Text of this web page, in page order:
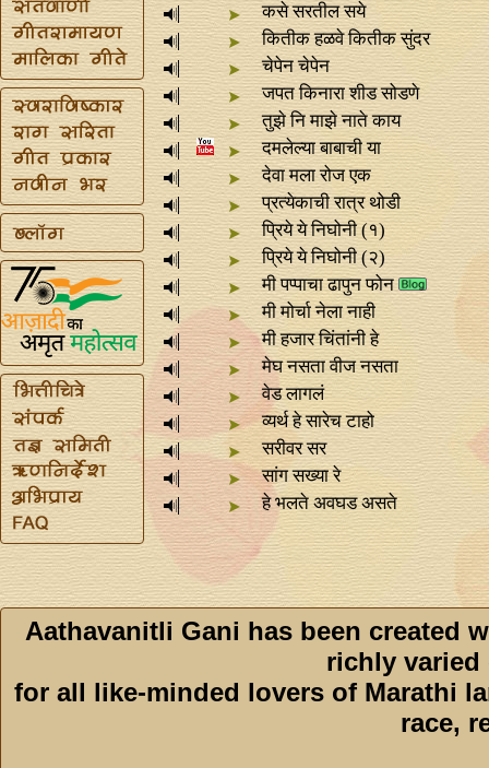
कसे सरतील सये
कितीक हळवे कितीक सुंदर
चेपेन चेपेन
जपत किनारा शीड सोडणे
तुझे नि माझे नाते काय
दमलेल्या बाबाची या
देवा मला रोज एक
प्रत्येकाची रात्र थोडी
प्रिये ये निघोनी (१)
प्रिये ये निघोनी (२)
मी पप्पाचा ढापुन फोन
मी मोर्चा नेला नाही
मी हजार चिंतांनी हे
मेघ नसता वीज नसता
वेड लागलं
व्यर्थ हे सारेच टाहो
सरीवर सर
सांग सख्या रे
हे भलते अवघड असते
Aathavanitli Gani has been created
richly varied
for all like-minded lovers of Marathi
race,